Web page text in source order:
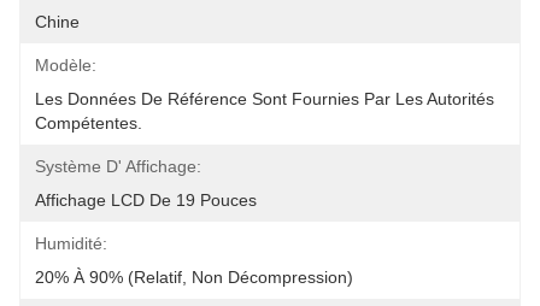
Chine
Modèle:
Les Données De Référence Sont Fournies Par Les Autorités
Compétentes.
Système D' Affichage:
Affichage LCD De 19 Pouces
Humidité:
20% À 90% (relatif, Non Décompression)